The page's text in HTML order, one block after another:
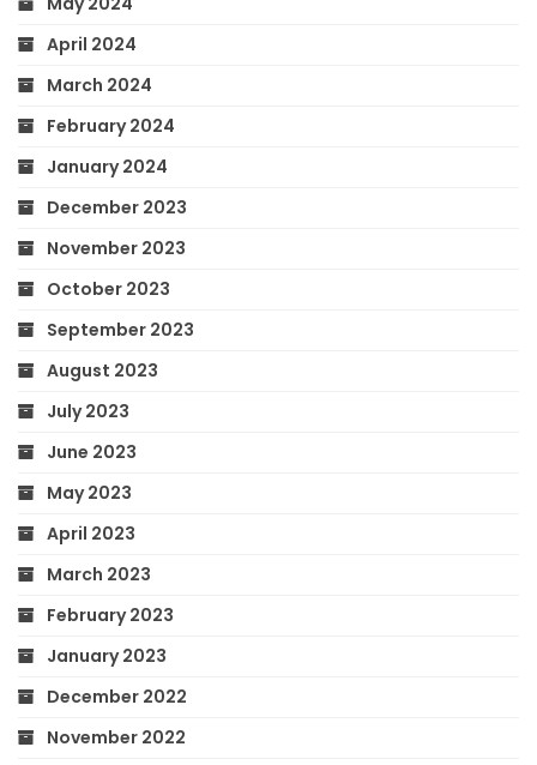
April 2024
March 2024
February 2024
January 2024
December 2023
November 2023
October 2023
September 2023
August 2023
July 2023
June 2023
May 2023
April 2023
March 2023
February 2023
January 2023
December 2022
November 2022